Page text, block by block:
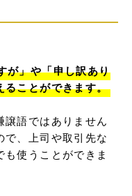
が」や「申し訳あり
ることができます。
譲語ではありません
、上司や取引先な
使うことができま